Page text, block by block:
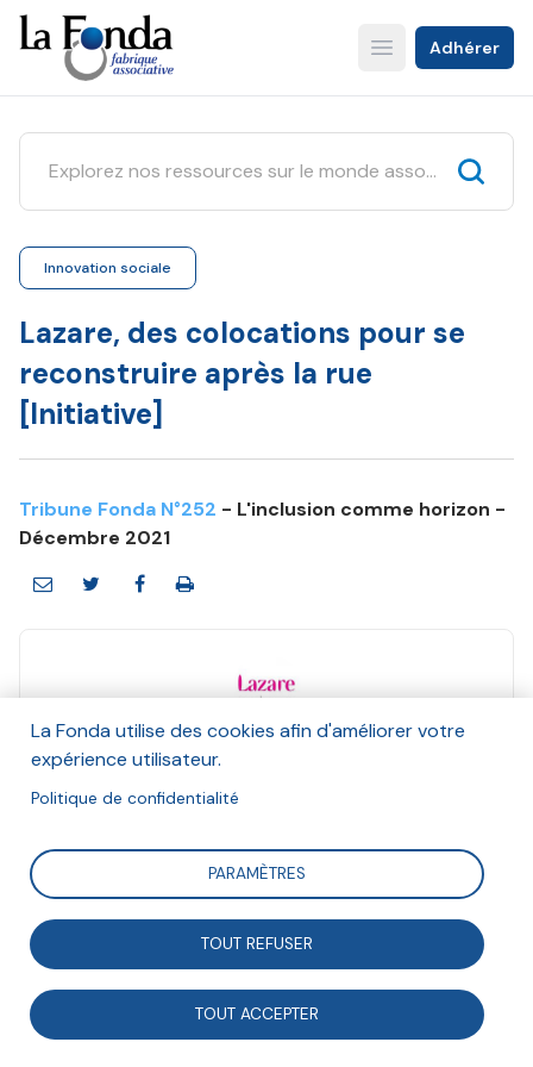
Aller
au
contenu
principal
Open main menu
Adhérer
Innovation sociale
Lazare, des colocations pour se
reconstruire après la rue
[Initiative]
Tribune Fonda N°252 - L'inclusion comme horizon -
Décembre 2021
Lazare
Et Anna Maheu, Carrefour des Innovations
Sociales
Suivre
Depuis plus de dix ans, l’association nantaise Lazare
crée des colocations où se croisent des individus qui
La Fonda utilise des cookies afin d'améliorer votre
expérience utilisateur.
Politique de confidentialité
PARAMÈTRES
TOUT REFUSER
TOUT ACCEPTER